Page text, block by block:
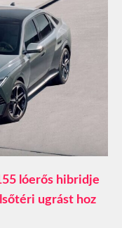
lóerős hibridje
ugrást hoz